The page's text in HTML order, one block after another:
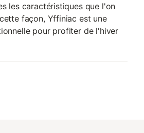
les caractéristiques que l'on
façon, Yffiniac est une
pour profiter de l'hiver